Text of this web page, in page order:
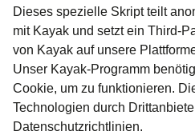
Dieses spezielle Skript teilt
mit Kayak und setzt ein Third-
von Kayak auf unsere
Unser Kayak-Programm
Cookie, um zu funktionieren.
Technologien durch
Datenschutzrichtlinien.